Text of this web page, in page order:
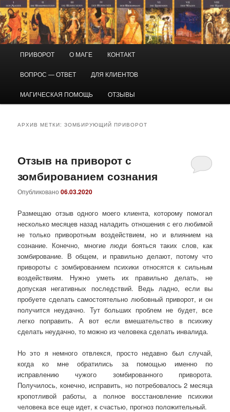
Перейти
к
основному
содержимому
Перейти
к
дополнительному
содержимому
Приворот и магическая помощь
Маг Виктор
ПРИВОРОТ О МАГЕ КОНТАКТ
ВОПРОС — ОТВЕТ ДЛЯ КЛИЕНТОВ
МАГИЧЕСКАЯ ПОМОЩЬ ОТЗЫВЫ
АРХИВ МЕТКИ:ЗОМБИРУЮЩИЙ ПРИВОРОТ
Отзыв на приворот с
зомбированием сознания
Опубликовано06.03.2020
Размещаю отзыв одного моего клиента, которому помогал
несколько месяцев назад наладить отношения с его любимой
не только приворотным воздействием, но и влиянием на
сознание. Конечно, многие люди бояться таких слов, как
зомбирование. В общем, и правильно делают, потому что
привороты с зомбированием психики относятся к сильным
воздействиям. Нужно уметь их правильно делать, не
допуская негативных последствий. Ведь ладно, если вы
пробуете сделать самостоятельно любовный приворот, и он
получится неудачно. Тут больших проблем не будет, все
легко поправить. А вот если вмешательство в психику
сделать неудачно, то можно из человека сделать инвалида.
Но это я немного отвлекся, просто недавно был случай,
когда ко мне обратились за помощью именно по
исправлению чужого зомбированного приворота.
Получилось, конечно, исправить, но потребовалось 2 месяца
кропотливой работы, а полное восстановление психики
человека все еще идет, к счастью, прогноз положительный.